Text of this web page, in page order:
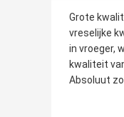
Grote
vreselijke
in vroeger,
kwaliteit
Absoluut